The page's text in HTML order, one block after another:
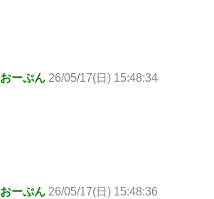
ーぷん 26/05/17(日) 15:48:34
ーぷん 26/05/17(日) 15:48:36